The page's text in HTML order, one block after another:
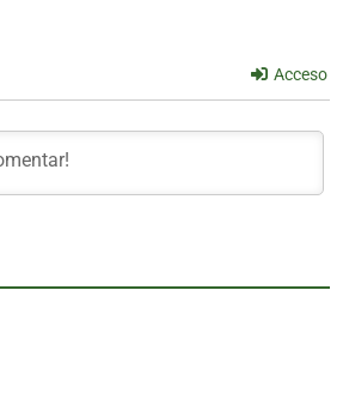
Acceso